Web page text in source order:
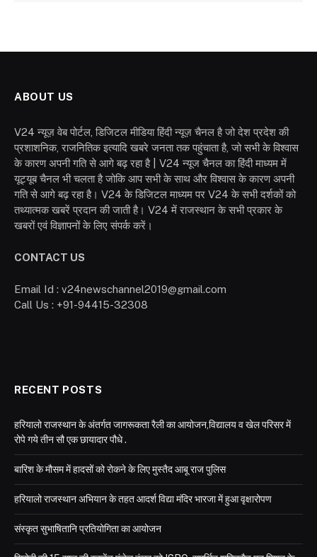
ABOUT US
V24 न्यूज़ वेब पोर्टल, डिजिटल मीडिया हिंदी न्यूज़ चैनल है जो देश प्रदेश की
प्रशाशनिक, राजनितिक इत्यादि खबरे जनता तक पहुंचाता है, जो सभी के विश्वास
के कारण अपनी गति से आगे बढ़ रहा है | V24 न्यूज चैनल का हिंदी माध्यम में
यूट्यूब चैनल भी चलता है जोकि आप सभी के साथ और विश्वास के कारण अपनी
गति से आगे बढ़ रहा है। V24 के डिजिटल माध्यम पर V24 के सभी दर्शकों को
तथ्यात्मक खबरें प्रदान की जाती है। V24 में राजस्थान के सभी प्रकार के
खबरों एवं विज्ञापनों के लिए संपर्क करें।
CONTACT US
Email Id : v24newschannel2019@gmail.com
Call Us : +91-94415-32308
RECENT POSTS
हरियालो राजस्थान के अंतर्गत जागरूकता रैली का आयोजन,विद्यालय व खेल परिसर में
रोपे गये तीन सौ एक छायादार पौधे .
बारिश के मौसम में हादसों को रोकने के लिए मुस्तैद आबू राज पुलिस
हरियालो राजस्थान अभियान के तहत आदर्श विद्या मंदिर भारजा में हुआ वृक्षारोपण
संस्कृत सुभाषितानि प्रतियोगिता का आयोजन